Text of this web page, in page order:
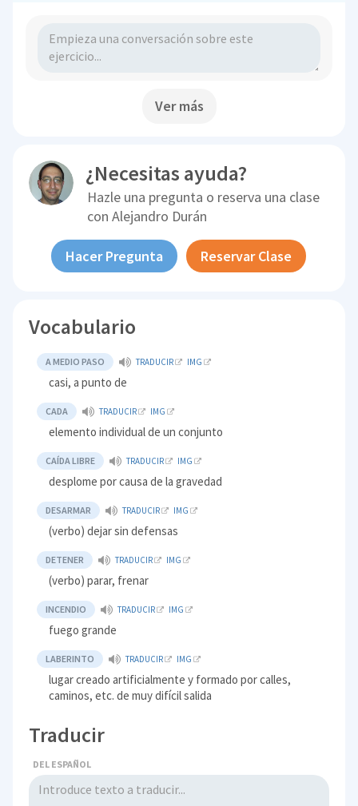
Ver más
¿Necesitas ayuda?
Hazle una pregunta o reserva una clase
conAlejandro Durán
Hacer Pregunta Reservar Clase
Vocabulario
A MEDIO PASO TRADUCIR IMG
casi, a punto de
CADA TRADUCIR IMG
elemento individual de un conjunto
CAÍDA LIBRE TRADUCIR IMG
desplome por causa de la gravedad
DESARMAR TRADUCIR IMG
(verbo) dejar sin defensas
DETENER TRADUCIR IMG
(verbo) parar, frenar
INCENDIO TRADUCIR IMG
fuego grande
LABERINTO TRADUCIR IMG
lugar creado artificialmente y formado por calles,
caminos, etc. de muy difícil salida
Traducir
DEL ESPAÑOL